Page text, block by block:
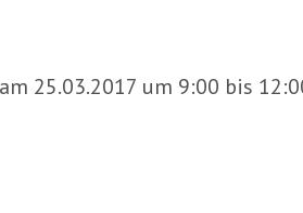
25.03.2017 um 9:00 bis